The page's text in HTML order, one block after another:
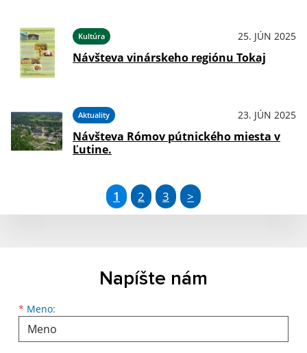
Kultúra 25. JÚN 2025
Návšteva vinárskeho regiónu Tokaj
Aktuality 23. JÚN 2025
Návšteva Rómov pútnického miesta v
Ľutine.
1 2 3 >
Napíšte nám
* Meno:
Meno
Priezvisko
E-mailová adresa